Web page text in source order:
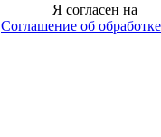
Я согласен на
Соглашение об обработке